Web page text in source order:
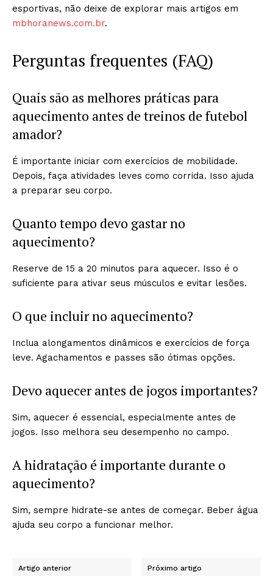
esportivas, não deixe de explorar mais artigos em
mbhoranews.com.br.
Perguntas frequentes (FAQ)
Quais são as melhores práticas para
aquecimento antes de treinos de futebol
amador?
É importante iniciar com exercícios de mobilidade.
Depois, faça atividades leves como corrida. Isso ajuda
a preparar seu corpo.
Quanto tempo devo gastar no
aquecimento?
Reserve de 15 a 20 minutos para aquecer. Isso é o
suficiente para ativar seus músculos e evitar lesões.
O que incluir no aquecimento?
Inclua alongamentos dinâmicos e exercícios de força
leve. Agachamentos e passes são ótimas opções.
Devo aquecer antes de jogos importantes?
Sim, aquecer é essencial, especialmente antes de
jogos. Isso melhora seu desempenho no campo.
A hidratação é importante durante o
aquecimento?
Sim, sempre hidrate-se antes de começar. Beber água
ajuda seu corpo a funcionar melhor.
Artigo anterior Próximo artigo